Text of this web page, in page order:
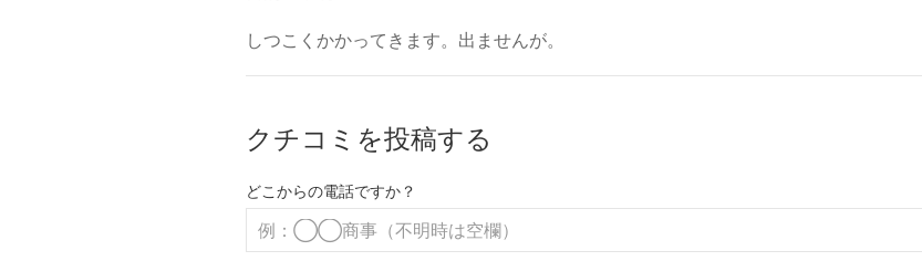
しつこくかかってきます。出ませんが。
クチコミを投稿する
どこからの電話ですか？